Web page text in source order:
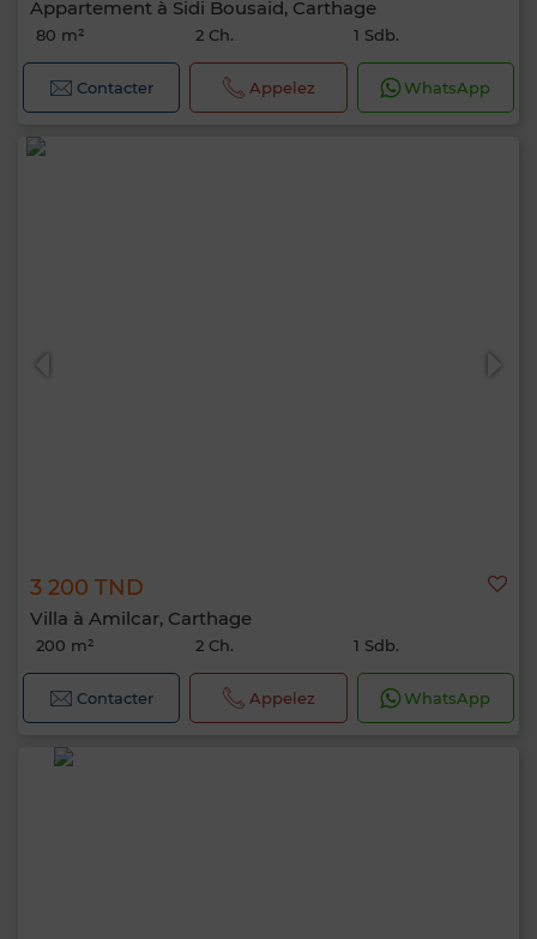
Appartement à Sidi Bousaid, Carthage
80 m² 2 Ch. 1 Sdb.
Contacter Appelez WhatsApp
3 200 TND
Villa à Amilcar, Carthage
200 m² 2 Ch. 1 Sdb.
Contacter Appelez WhatsApp